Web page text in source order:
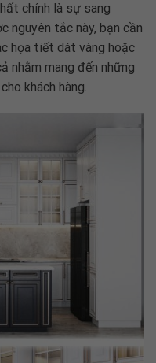
chính là sự sang
nguyên tắc này, bạn cần
họa tiết dát vàng hoặc
nhằm mang đến những
khách hàng.